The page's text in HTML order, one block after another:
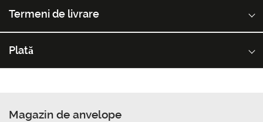
Termeni de livrare
Plată
Magazin de anvelope